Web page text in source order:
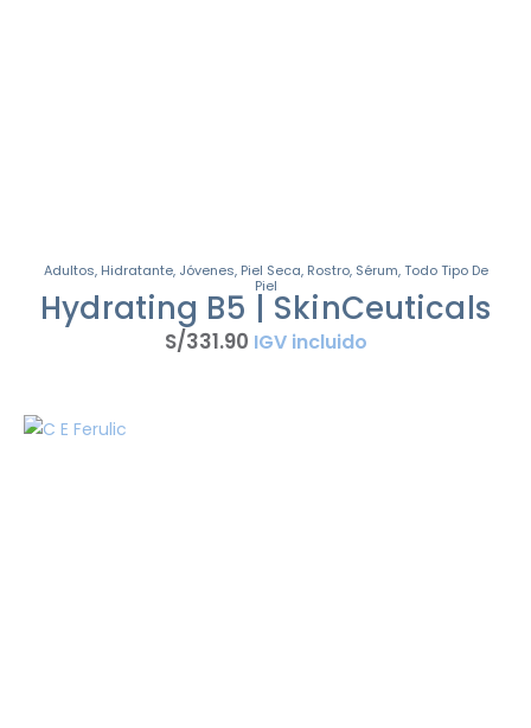
Adultos, Hidratante, Jóvenes, Piel Seca, Rostro, Sérum,Todo Tipo De
Piel
Hydrating B5 | SkinCeuticals
S/331.90 IGV incluido